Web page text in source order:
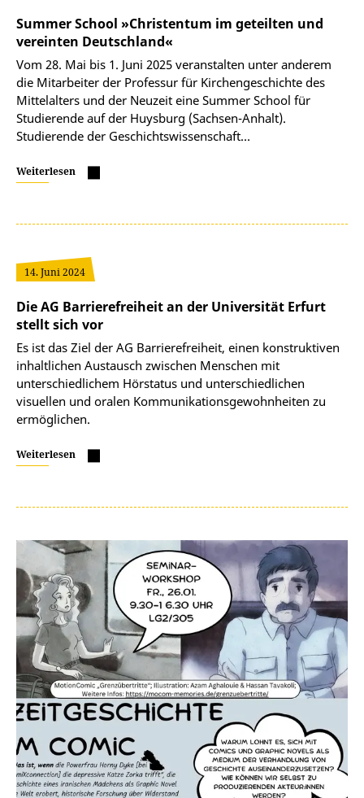
Summer School »Christentum im geteilten und
vereinten Deutschland«
Vom 28. Mai bis 1. Juni 2025 veranstalten unter anderem
die Mitarbeiter der Professur für Kirchengeschichte des
Mittelalters und der Neuzeit eine Summer School für
Studierende auf der Huysburg (Sachsen-Anhalt).
Studierende der Geschichtswissenschaft…
Weiterlesen
14. Juni 2024
Die AG Barrierefreiheit an der Universität Erfurt
stellt sich vor
Es ist das Ziel der AG Barrierefreiheit, einen konstruktiven
inhaltlichen Austausch zwischen Menschen mit
unterschiedlichem Hörstatus und unterschiedlichen
visuellen und oralen Kommunikationsgewohnheiten zu
ermöglichen.
Weiterlesen